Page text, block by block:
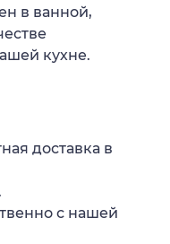
в ванной,
кухне.
доставка в
с нашей